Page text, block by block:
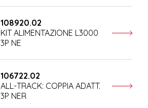
108920.02
KIT ALIMENTAZIONE L3000
3P NE
106722.02
ALL-TRACK: COPPIA ADATT.
3P NER